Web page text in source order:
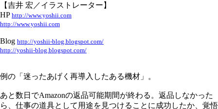
【吉井 宏／イラストレーター】
HP http://www.yoshii.com
http://www.yoshii.com
Blog http://yoshii-blog.blogspot.com/
http://yoshii-blog.blogspot.com/
例の「迷ったあげく再導入したある機材」。
あと数日でAmazonの返品可能期間が終わる。返品しなかった
ら、仕事の道具として用途を見つけることに成功したか、覚悟